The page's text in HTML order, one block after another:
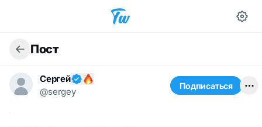
Пост
Сергей
@sergey
Подписаться